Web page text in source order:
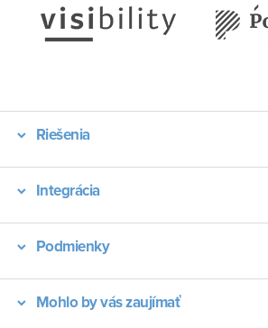
Riešenia
Integrácia
Podmienky
Mohlo by vás zaujímať